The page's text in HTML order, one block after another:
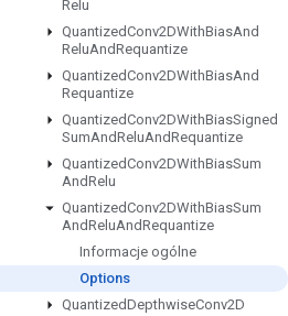
Relu
QuantizedConv2DWithBiasAnd
ReluAndRequantize
QuantizedConv2DWithBiasAnd
Requantize
QuantizedConv2DWithBiasSigned
SumAndReluAndRequantize
QuantizedConv2DWithBiasSum
AndRelu
QuantizedConv2DWithBiasSum
AndReluAndRequantize
Informacje ogólne
Options
QuantizedDepthwiseConv2D